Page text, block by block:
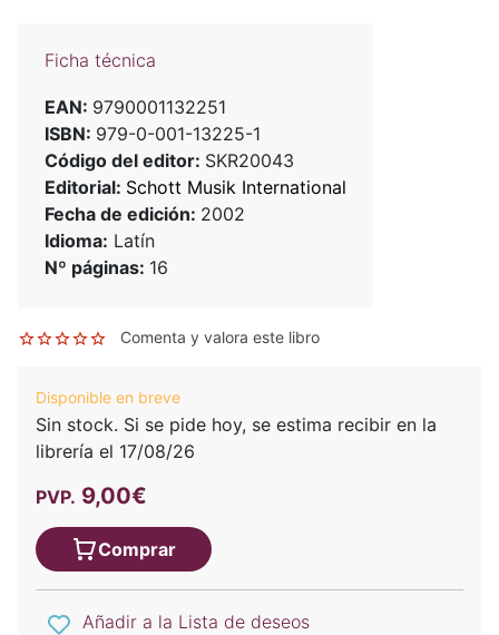
Ficha técnica
EAN: 9790001132251
ISBN: 979-0-001-13225-1
Código del editor: SKR20043
Editorial: Schott Musik International
Fecha de edición: 2002
Idioma: Latín
Nº páginas: 16
Comenta y valora este libro
Disponible en breve
Sin stock. Si se pide hoy, se estima recibir en la
librería el 17/08/26
PVP. 9,00€
Comprar
Añadir a la Lista de deseos